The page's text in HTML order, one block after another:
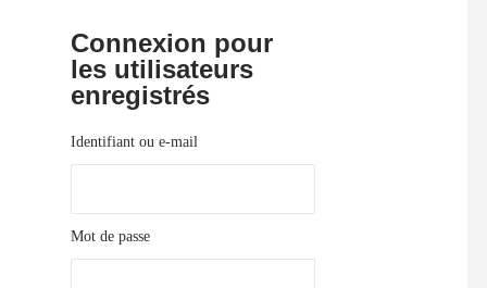
Connexion pour
les utilisateurs
enregistrés
Identifiant ou e-mail
Mot de passe